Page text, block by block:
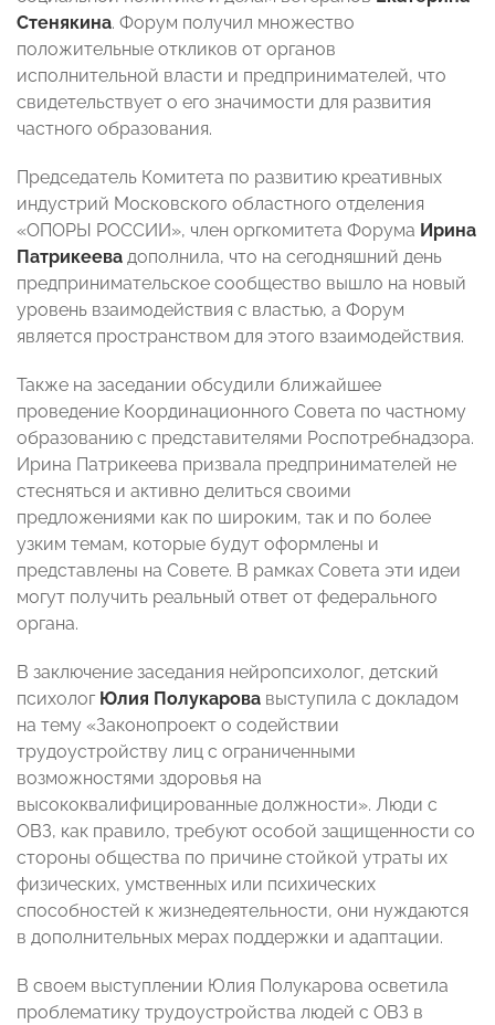
Стенякина. Форум получил множество
положительные откликов от органов
исполнительной власти и предпринимателей, что
свидетельствует о его значимости для развития
частного образования.
Председатель Комитета по развитию креативных
индустрий Московского областного отделения
«ОПОРЫ РОССИИ», член оргкомитета Форума Ирина
Патрикеева дополнила, что на сегодняшний день
предпринимательское сообщество вышло на новый
уровень взаимодействия с властью, а Форум
является пространством для этого взаимодействия.
Также на заседании обсудили ближайшее
проведение Координационного Совета по частному
образованию с представителями Роспотребнадзора.
Ирина Патрикеева призвала предпринимателей не
стесняться и активно делиться своими
предложениями как по широким, так и по более
узким темам, которые будут оформлены и
представлены на Совете. В рамках Совета эти идеи
могут получить реальный ответ от федерального
органа.
В заключение заседания нейропсихолог, детский
психолог Юлия Полукарова выступила с докладом
на тему «Законопроект о содействии
трудоустройству лиц с ограниченными
возможностями здоровья на
высококвалифицированные должности». Люди с
ОВЗ, как правило, требуют особой защищенности со
стороны общества по причине стойкой утраты их
физических, умственных или психических
способностей к жизнедеятельности, они нуждаются
в дополнительных мерах поддержки и адаптации.
В своем выступлении Юлия Полукарова осветила
проблематику трудоустройства людей с ОВЗ в